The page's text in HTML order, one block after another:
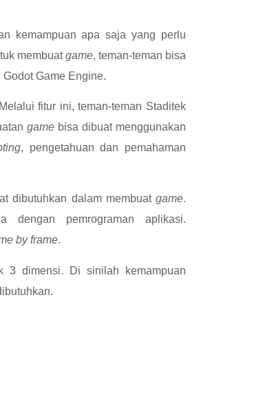
kemampuan apa saja yang perlu
membuatgame, teman-teman bisa
Game Engine.
fitur ini, teman-teman Staditek
game bisa dibuat menggunakan
, pengetahuan dan pemahaman
dibutuhkan dalam membuat game.
dengan pemrograman aplikasi.
by frame.
3 dimensi. Di sinilah kemampuan